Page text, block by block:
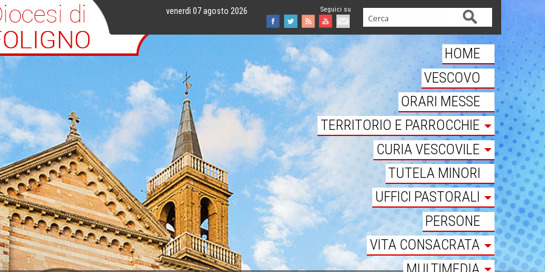
venerdì 07 agosto 2026
Facebook
Twitter
FeedYoutube
Mail
Cerca
HOME
VESCOVO
ORARI MESSE
TERRITORIO E PARROCCHIE
CURIA VESCOVILE
TUTELA MINORI
UFFICI PASTORALI
PERSONE
VITA CONSACRATA